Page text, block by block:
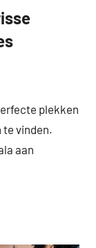
plekken
te vinden.
aan